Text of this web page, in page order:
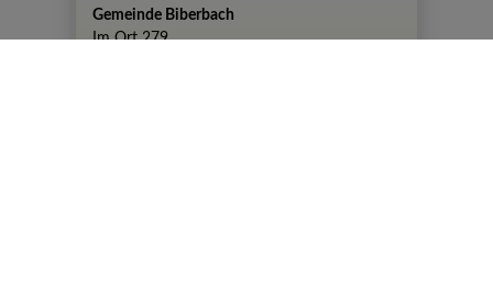
Gemeinde Biberbach
Im Ort 279